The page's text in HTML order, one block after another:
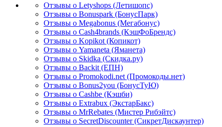
Отзывы о Letyshops (Летишопс)
Отзывы о Bonuspark (БонусПарк)
Отзывы о Megabonus (Мегабонус)
Отзывы о Cash4brands (КэшФоБрендс)
Отзывы о Kopikot (Копикот)
Отзывы о Yamaneta (Яманета)
Отзывы о Skidka (Скидка.ру)
Отзывы о Backit (ЕПН)
Отзывы о Promokodi.net (Промокоды.нет)
Отзывы о Bonus2you (БонусТуЮ)
Отзывы о Cashbe (Кэшби)
Отзывы о Extrabux (ЭкстарБакс)
Отзывы о MrRebates (Мистер Рибэйтс)
Отзывы о SecretDiscounter (СикретДискаунтер)